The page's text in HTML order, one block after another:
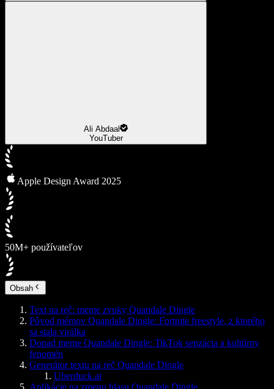
Ali Abdaal
YouTuber
Apple Design Award 2025
50M+ používateľov
Obsah
Text na reč: meme zvuky Quandale Dingle
Pôvod mémov Quandale Dingle: Fortnite freestyle, z ktorého
sa stala virálka
Dopad meme Quandale Dingle: TikTok senzácia a kultúrny
fenomén
Generátor textu na reč Quandale Dingle
Uberduck.ai
Aplikácie na zmenu hlasu Quandale Dingle